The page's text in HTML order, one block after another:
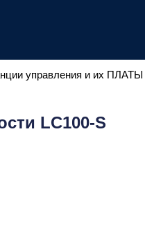
управления и их ПЛАТЫ
LC100-S